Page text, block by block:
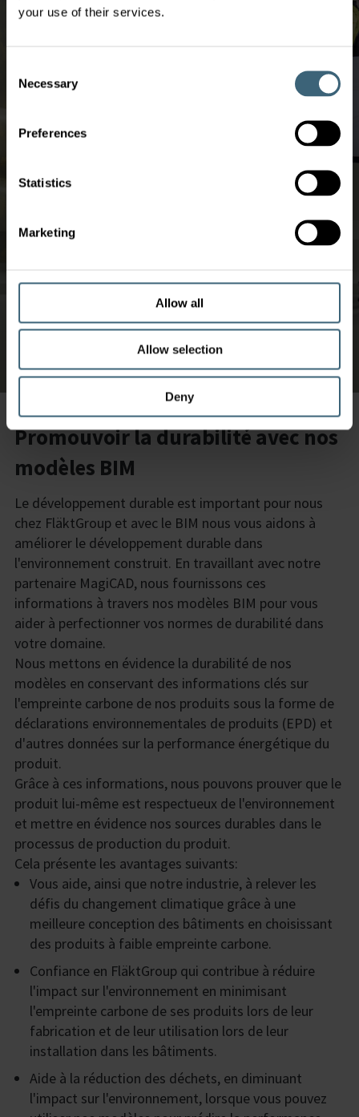
your use of their services.
Selection
Necessary
Preferences
Statistics
Marketing
Allow all
Allow selection
Deny
Promouvoir la durabilité avec nos
modèles BIM
Le développement durable est important pour nous
chez FläktGroup et avec le BIM nous vous aidons à
améliorer le développement durable dans
l'environnement construit. En travaillant avec notre
partenaire MagiCAD, nous fournissons ces
informations à travers nos modèles BIM pour vous
aider à perfectionner vos normes de durabilité dans
votre domaine.
Nous mettons en évidence la durabilité de nos
modèles en conservant des informations clés sur
l'empreinte carbone de nos produits sous la forme de
déclarations environnementales de produits (EPD) et
d'autres données sur la performance énergétique du
produit.
Grâce à ces informations, nous pouvons prouver que le
produit lui-même est respectueux de l'environnement
et mettre en évidence nos sources durables dans le
processus de production du produit.
Cela présente les avantages suivants:
Vous aide, ainsi que notre industrie, à relever les
défis du changement climatique grâce à une
meilleure conception des bâtiments en choisissant
des produits à faible empreinte carbone.
Confiance en FläktGroup qui contribue à réduire
l'impact sur l'environnement en minimisant
l'empreinte carbone de ses produits lors de leur
fabrication et de leur utilisation lors de leur
installation dans les bâtiments.
Aide à la réduction des déchets, en diminuant
l'impact sur l'environnement, lorsque vous pouvez